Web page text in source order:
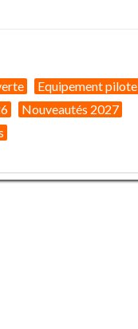
Equipement pilote
Nouveautés 2027